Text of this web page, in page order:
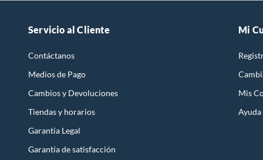
Servicio al Cliente
Contáctanos
Medios de Pago
Cambios y Devoluciones
Tiendas y horarios
Garantía Legal
Garantía de satisfacción
Mi
Mis
Ayuda